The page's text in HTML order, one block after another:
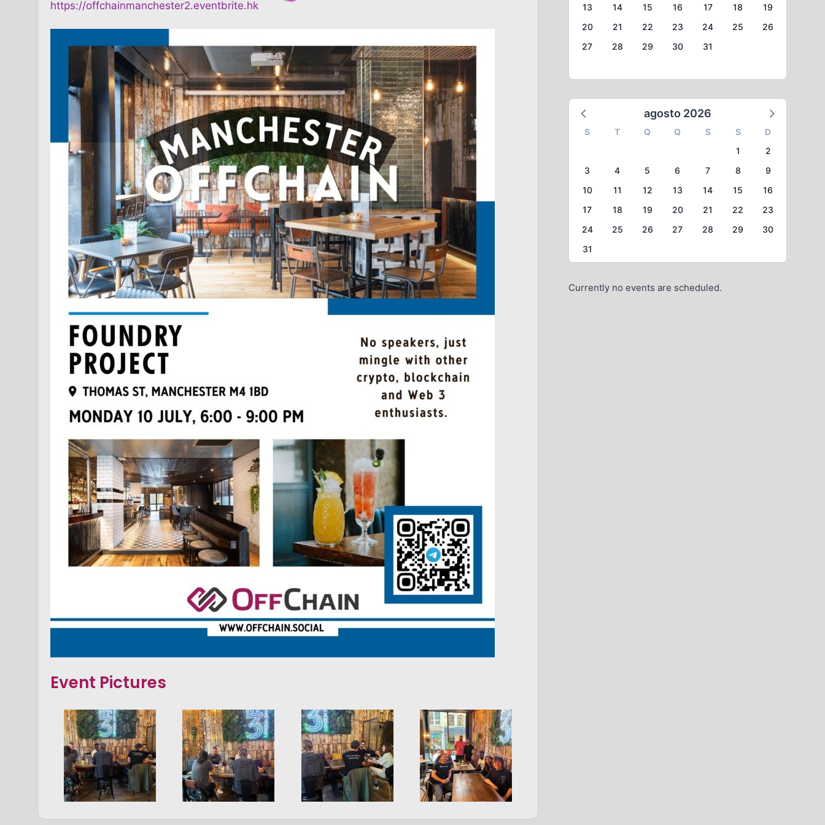
https://offchainmanchester2.eventbrite.hk
Event Pictures
13
14 15 16 17 18
19
20
21 22 23 24 25
26
27
28 29 30 31
agosto 2026
S T Q Q S S
D
1
2
3
4 5 6 7 8
9
10
11 12 13 14 15
16
17
18 19 20 21 22
23
24
25 26 27 28 29
30
31
Currently no events are scheduled.